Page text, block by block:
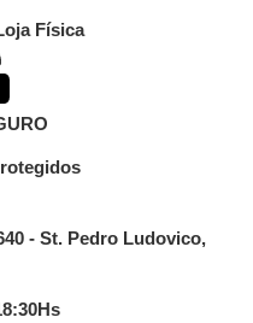
Física
- St. Pedro Ludovico,